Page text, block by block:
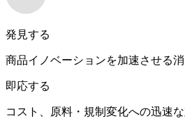
発見する
商品イノベーションを加速させる
即応する
コスト、原料・規制変化への迅速